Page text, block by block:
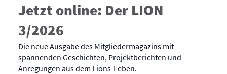
Jetzt online: Der LION
3/2026
Die neue Ausgabe des Mitgliedermagazins mit
spannenden Geschichten, Projektberichten und
Anregungen aus dem Lions-Leben.